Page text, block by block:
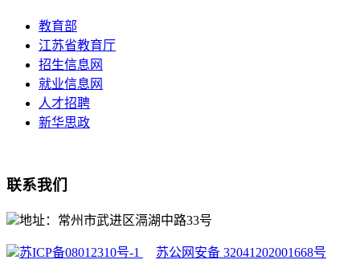
教育部
江苏省教育厅
招生信息网
就业信息网
人才招聘
新华思政
联系我们
地址：常州市武进区滆湖中路33号
苏ICP备08012310号-1 苏公网安备 32041202001668号